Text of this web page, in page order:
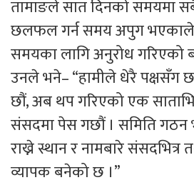
तामाङले सात दिनको समयमा
छलफल गर्न समय अपुग
समयका लागि अनुरोध गरिएको
उनले भने– “हामीले धेरै
छौं, अब थप गरिएको एक
संसदमा पेस गछौं । समिति गठन
राख्ने स्थान र नामबारे संसदभित्र
व्यापक बनेको छ ।”